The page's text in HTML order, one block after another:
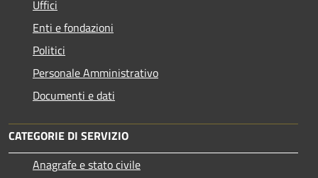
Uffici
Enti e fondazioni
Politici
Personale Amministrativo
Documenti e dati
CATEGORIE DI SERVIZIO
Anagrafe e stato civile